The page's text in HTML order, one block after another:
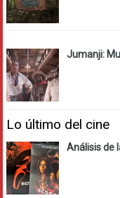
Jumanji:
Lo último del cine
Análisis de